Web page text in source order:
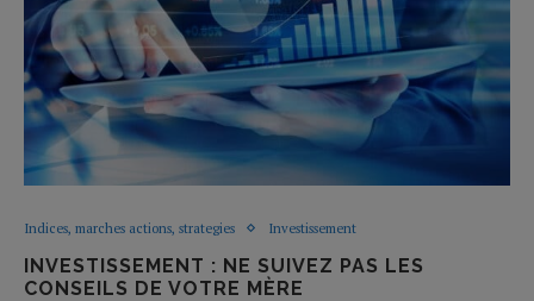
Indices, marches actions, strategies Investissement
INVESTISSEMENT : NE SUIVEZ PAS LES
CONSEILS DE VOTRE MÈRE